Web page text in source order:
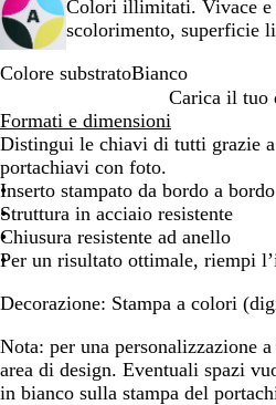
Colori illimitati. Vivace e
scolorimento, superficie
Colore substratoBianco
i
a
n
c
o
Carica il tuo
Formati e dimensioni
Distingui le chiavi di tutti grazie
portachiavi con foto.
Inserto stampato da bordo a bordo
Struttura in acciaio resistente
Chiusura resistente ad anello
Per un risultato ottimale, riempi
Decorazione: Stampa a colori
Nota: per una personalizzazione
area di design. Eventuali spazi
in bianco sulla stampa del